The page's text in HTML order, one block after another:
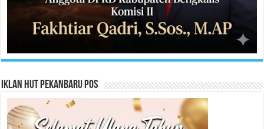
Iklan HUT Pekanbaru Pos